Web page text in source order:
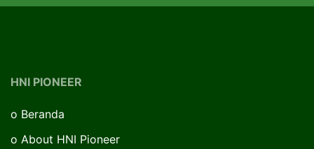
HNI PIONEER
o Beranda
o About HNI Pioneer